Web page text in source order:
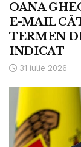
OANA
E-MAIL
TERMEN
INDICAT
31 iulie 2026